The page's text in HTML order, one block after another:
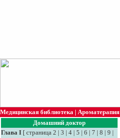
Медицинская библиотека | Ароматерапия
Домашний доктор
Глава I [ страница 2 | 3 | 4 | 5 | 6 | 7 | 8 | 9 |